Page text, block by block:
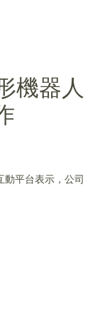
機器人
動平台表示，公司